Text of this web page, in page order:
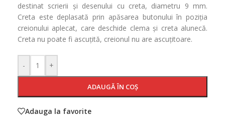
destinat scrierii și desenului cu creta, diametru 9 mm.
Creta este deplasată prin apăsarea butonului în poziția
creionului aplecat, care deschide clema și creta alunecă.
Creta nu poate fi ascuțită, creionul nu are ascuțitoare.
- +
ADAUGĂ ÎN COȘ
Adauga la favorite